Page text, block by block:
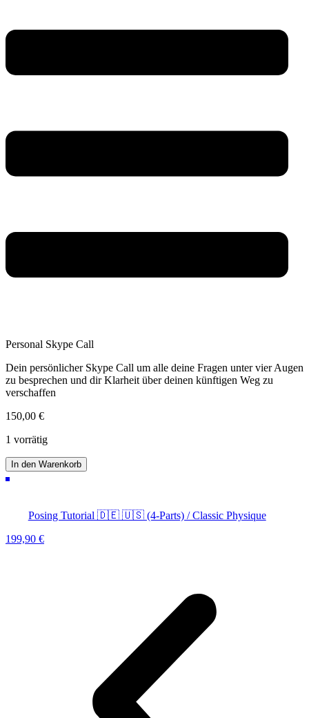
Personal Skype Call
Dein persönlicher Skype Call um alle deine Fragen unter vier Augen
zu besprechen und dir Klarheit über deinen künftigen Weg zu
verschaffen
150,00 €
1 vorrätig
Personal
Skype
In den Warenkorb
Posing Tutorial 🇩🇪 🇺🇸 (4-Parts) / Classic Physique
199,90 €